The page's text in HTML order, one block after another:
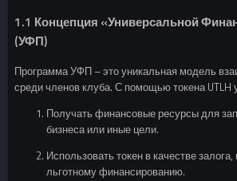
1.1 Концепция «Универсальной
(УФП)
Программа УФП – это уникальная модель
среди членов клуба. С помощью токена UTLH
Получать финансовые ресурсы для
бизнеса или иные цели.
Использовать токен в качестве
льготному финансированию.